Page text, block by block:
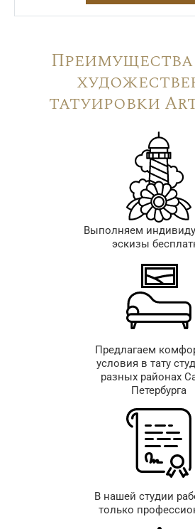
татуировки
Выполняем
эскизы
Предлагаем
условия в тату
разных районах
Петербурга
В нашей студии
только